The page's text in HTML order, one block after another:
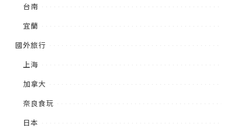
台南
宜蘭
國外旅行
上海
加拿大
奈良食玩
日本